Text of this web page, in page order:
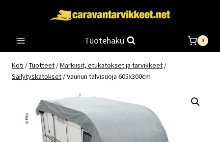
Tuotehaku 0
Koti /Tuotteet /Markiisit, etukatokset ja tarvikkeet /
Säilytyskatokset /Vaunun talvisuoja 605x300cm